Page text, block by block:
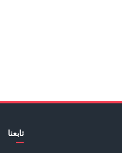
تابعنا